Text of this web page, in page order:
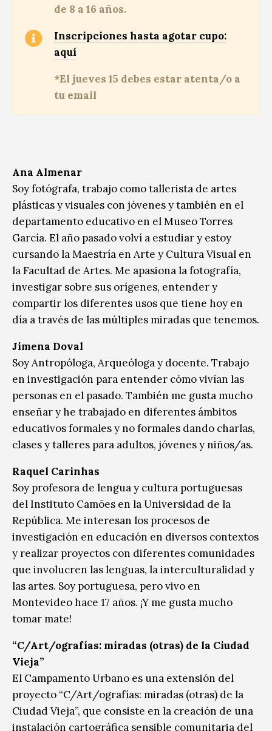
de 8 a 16 años.
Inscripciones hasta agotar cupo:
aquí
*El jueves 15 debes estar atenta/o a
tu email
Ana Almenar
Soy fotógrafa, trabajo como tallerista de artes
plásticas y visuales con jóvenes y también en el
departamento educativo en el Museo Torres
García. El año pasado volví a estudiar y estoy
cursando la Maestría en Arte y Cultura Visual en
la Facultad de Artes. Me apasiona la fotografía,
investigar sobre sus orígenes, entender y
compartir los diferentes usos que tiene hoy en
día a través de las múltiples miradas que tenemos.
Jimena Doval
Soy Antropóloga, Arqueóloga y docente. Trabajo
en investigación para entender cómo vivían las
personas en el pasado. También me gusta mucho
enseñar y he trabajado en diferentes ámbitos
educativos formales y no formales dando charlas,
clases y talleres para adultos, jóvenes y niños/as.
Raquel Carinhas
Soy profesora de lengua y cultura portuguesas
del Instituto Camões en la Universidad de la
República. Me interesan los procesos de
investigación en educación en diversos contextos
y realizar proyectos con diferentes comunidades
que involucren las lenguas, la interculturalidad y
las artes. Soy portuguesa, pero vivo en
Montevideo hace 17 años. ¡Y me gusta mucho
tomar mate!
“C/Art/ografías: miradas (otras) de la Ciudad
Vieja”
El Campamento Urbano es una extensión del
proyecto “C/Art/ografías: miradas (otras) de la
Ciudad Vieja”, que consiste en la creación de una
instalación cartográfica sensible comunitaria del